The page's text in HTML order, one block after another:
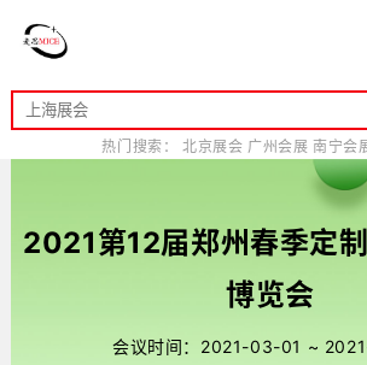
热门搜索：
北京展会 广州会展 南宁会
2021第12届郑州春季定
博览会
会议时间：2021-03-01 ~